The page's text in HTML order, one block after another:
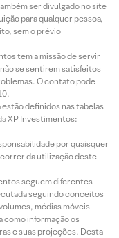
ser divulgado no site
para qualquer pessoa,
sem o prévio
tem a missão de servir
se sentirem satisfeitos
O contato pode
definidos nas tabelas
XP Investimentos:
por quaisquer
da utilização deste
seguem diferentes
seguindo conceitos
médias móveis
como informação os
e suas projeções. Desta